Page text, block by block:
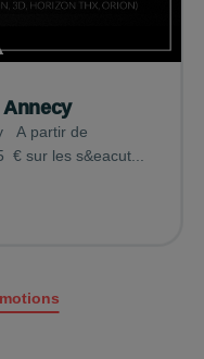
Annecy
€ sur les s&eacut...